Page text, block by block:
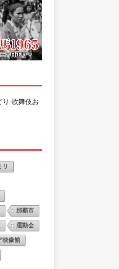
り 歌舞伎お
リ
那覇市
運動会
映像館